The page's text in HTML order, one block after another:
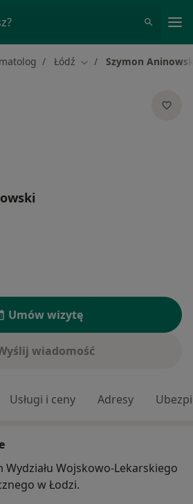
Łódź Zmień miasto
Szymon
Umów wizytę
wiadomość
Usługi i ceny Adresy
Wydziału Wojskowo-Lekarskiego
w Łodzi.